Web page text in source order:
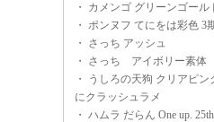
・ カメンゴ グリーンゴール
・ ポンヌフ てにをは彩色 3
・ さっち アッシュ
・ さっち アイボリー素体
・
うしろの天狗 クリアピン
にクラッシュラメ
・ ハムラ だらん One up. 25th